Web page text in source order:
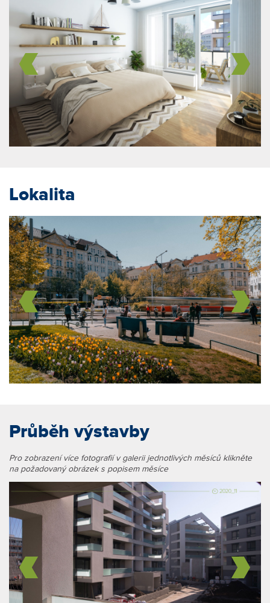
Lokalita
Průběh výstavby
Pro zobrazení více fotografií v galerii jednotlivých měsíců klikněte
na požadovaný obrázek s popisem měsíce